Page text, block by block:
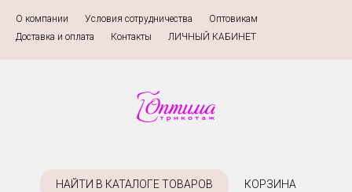
О компании Условия сотрудничества Оптовикам
Доставка и оплата
Контакты ЛИЧНЫЙ КАБИНЕТ
НАЙТИ В КАТАЛОГЕ ТОВАРОВ КОРЗИНА